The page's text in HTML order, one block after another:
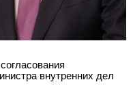
внутренних дел